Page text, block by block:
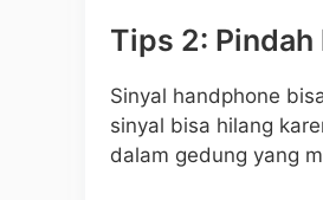
Tips 2: Pindah
Sinyal handphone
sinyal bisa hilang
dalam gedung yang